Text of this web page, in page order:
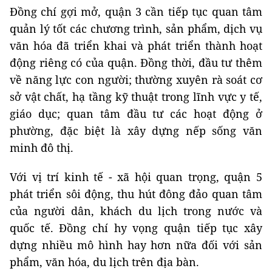
Đồng chí gợi mở, quận 3 cần tiếp tục quan tâm
quản lý tốt các chương trình, sản phẩm, dịch vụ
văn hóa đã triển khai và phát triển thành hoạt
động riêng có của quận. Đồng thời, đầu tư thêm
về năng lực con người; thường xuyên rà soát cơ
sở vật chất, hạ tầng kỹ thuật trong lĩnh vực y tế,
giáo dục; quan tâm đầu tư các hoạt động ở
phường, đặc biệt là xây dựng nếp sống văn
minh đô thị.
Với vị trí kinh tế - xã hội quan trọng, quận 5
phát triển sôi động, thu hút đông đảo quan tâm
của người dân, khách du lịch trong nước và
quốc tế. Đồng chí hy vọng quận tiếp tục xây
dựng nhiều mô hình hay hơn nữa đối với sản
phẩm, văn hóa, du lịch trên địa bàn.